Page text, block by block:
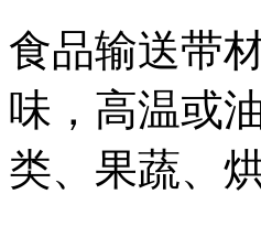
食品输送带
味，高温或
类、果蔬、